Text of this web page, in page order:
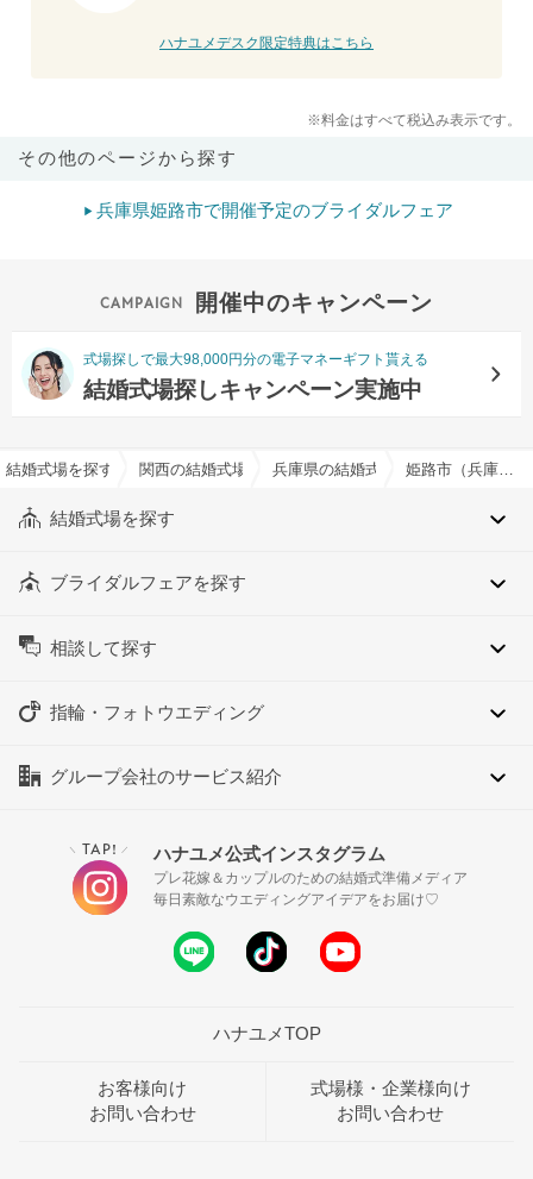
ハナユメデスク限定特典はこちら
※料金はすべて税込み表示です。
その他のページから探す
兵庫県姫路市で開催予定のブライダルフェア
開催中のキャンペーン
式場探しで最大98,000円分の電子マネーギフト貰える
結婚式場探しキャンペーン実施中
結婚式場を探すならハナユメ
関西の結婚式場 兵庫県の結婚式場
結婚式場を探す
ブライダルフェアを探す
相談して探す
指輪・フォトウエディング
グループ会社のサービス紹介
＼ TAP! ／ ハナユメ公式インスタグラム
プレ花嫁＆カップルのための結婚式準備メディア
毎日素敵なウエディングアイデアをお届け♡
ハナユメTOP
お客様向け
お問い合わせ
式場様・企業様向け
お問い合わせ